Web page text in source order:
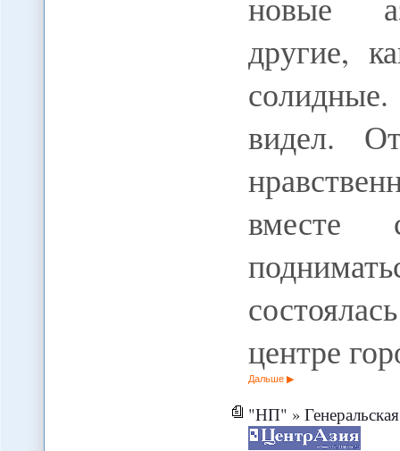
другие,
видел.
вместе
центре
Дальше
"НП" » Генеральская